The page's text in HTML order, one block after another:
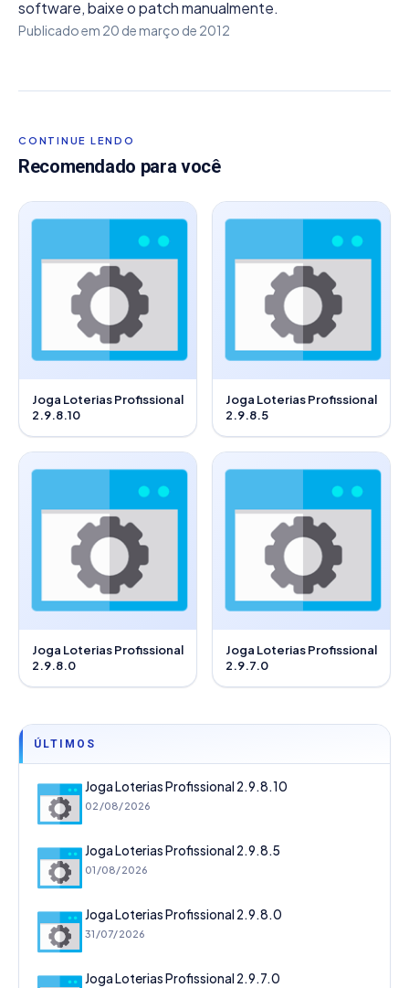
software, baixe o patch manualmente.
Publicado em 20 de março de 2012
CONTINUE LENDO
Recomendado para você
Joga Loterias Profissional
2.9.8.10
Joga Loterias Profissional
2.9.8.5
Joga Loterias Profissional
2.9.8.0
Joga Loterias Profissional
2.9.7.0
ÚLTIMOS
Joga Loterias Profissional 2.9.8.10
02/08/2026
Joga Loterias Profissional 2.9.8.5
01/08/2026
Joga Loterias Profissional 2.9.8.0
31/07/2026
Joga Loterias Profissional 2.9.7.0